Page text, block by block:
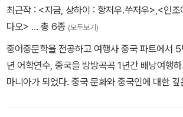
최근작 : <지금, 상하이 : 항저우.쑤저우>,<인조
다오> … 총 6종 (모두보기)
중어중문학을 전공하고 여행사 중국 파트에서
년 어학연수, 중국을 방방곡곡 1년간 배낭여행
마니아가 되었다. 중국 문화와 중국인에 대한 깊